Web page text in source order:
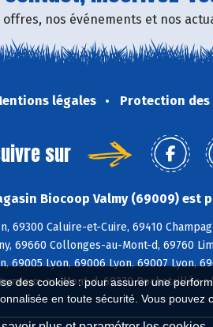
des cookies : pour assurer une
en toute sécurité. Vous
nos événements et nos
légales Protection des
sur
Biocoop Valmy (69009) est
69300 Caluire-et-Cuire, 69410
69660 Collonges-au-Mont-d, 69760
69005 Lyon, 69006 Lyon, 69007 Lyon,
au-Mont-d, 69270 Rochetaillée